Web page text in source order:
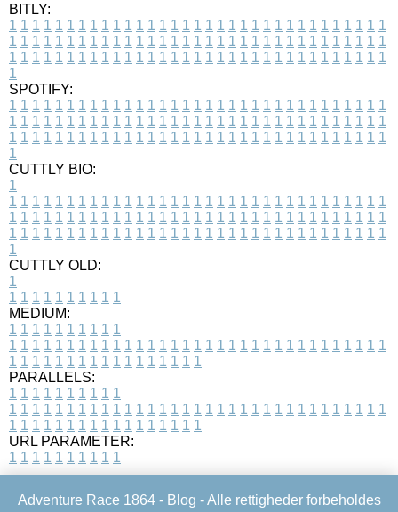
BITLY:
1 1 1 1 1 1 1 1 1 1 1 1 1 1 1 1 1 1 1 1 1 1 1 1 1 1 1 1 1 1 1 1 1
1 1 1 1 1 1 1 1 1 1 1 1 1 1 1 1 1 1 1 1 1 1 1 1 1 1 1 1 1 1 1 1 1
1 1 1 1 1 1 1 1 1 1 1 1 1 1 1 1 1 1 1 1 1 1 1 1 1 1 1 1 1 1 1 1 1
1
SPOTIFY:
1 1 1 1 1 1 1 1 1 1 1 1 1 1 1 1 1 1 1 1 1 1 1 1 1 1 1 1 1 1 1 1 1
1 1 1 1 1 1 1 1 1 1 1 1 1 1 1 1 1 1 1 1 1 1 1 1 1 1 1 1 1 1 1 1 1
1 1 1 1 1 1 1 1 1 1 1 1 1 1 1 1 1 1 1 1 1 1 1 1 1 1 1 1 1 1 1 1 1
1
CUTTLY BIO:
1
1 1 1 1 1 1 1 1 1 1 1 1 1 1 1 1 1 1 1 1 1 1 1 1 1 1 1 1 1 1 1 1 1
1 1 1 1 1 1 1 1 1 1 1 1 1 1 1 1 1 1 1 1 1 1 1 1 1 1 1 1 1 1 1 1 1
1 1 1 1 1 1 1 1 1 1 1 1 1 1 1 1 1 1 1 1 1 1 1 1 1 1 1 1 1 1 1 1 1
1
CUTTLY OLD:
1
1 1 1 1 1 1 1 1 1 1
MEDIUM:
1 1 1 1 1 1 1 1 1 1
1 1 1 1 1 1 1 1 1 1 1 1 1 1 1 1 1 1 1 1 1 1 1 1 1 1 1 1 1 1 1 1 1
1 1 1 1 1 1 1 1 1 1 1 1 1 1 1 1 1
PARALLELS:
1 1 1 1 1 1 1 1 1 1
1 1 1 1 1 1 1 1 1 1 1 1 1 1 1 1 1 1 1 1 1 1 1 1 1 1 1 1 1 1 1 1 1
1 1 1 1 1 1 1 1 1 1 1 1 1 1 1 1 1
URL PARAMETER:
1 1 1 1 1 1 1 1 1 1
Adventure Race 1864 - Blog - Alle rettigheder forbeholdes